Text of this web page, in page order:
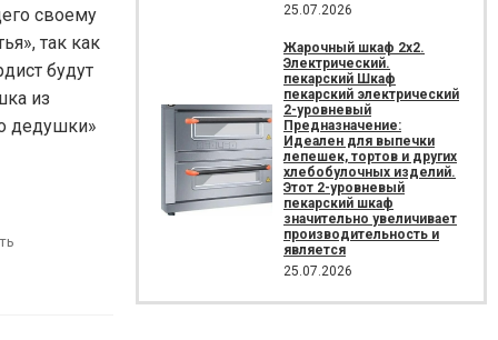
своему
так как
будут
из
дедушки»
25.07.2026
Жарочный шкаф 2х2.
Электрический.
пекарский Шкаф
пекарский электрический
2-уровневый
Предназначение:
Идеален для выпечки
лепешек, тортов и других
хлебобулочных изделий.
Этот 2-уровневый
пекарский шкаф
значительно увеличивает
производительность и
является
25.07.2026